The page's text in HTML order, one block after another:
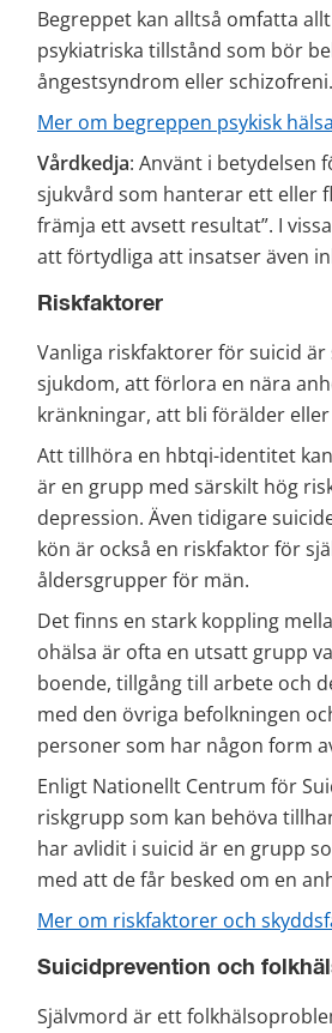
Begreppet kan alltså omfatta
psykiatriska tillstånd som bör
ångestsyndrom eller
Mer om begreppen psykisk
Vårdkedja: Använt i betydelsen
sjukvård som hanterar ett eller
främja ett avsett resultat”. I
att förtydliga att insatser även
Riskfaktorer
Vanliga riskfaktorer för suicid
sjukdom, att förlora en nära
kränkningar, att bli förälder
Att tillhöra en hbtqi-identitet
är en grupp med särskilt hög
depression. Även tidigare
kön är också en riskfaktor för
åldersgrupper för män.
Det finns en stark koppling
ohälsa är ofta en utsatt grupp
boende, tillgång till arbete och
med den övriga befolkningen
personer som har någon form
Enligt Nationellt Centrum för
riskgrupp som kan behöva
har avlidit i suicid är en grupp
med att de får besked om en
Mer om riskfaktorer och
Suicidprevention och
Självmord är ett